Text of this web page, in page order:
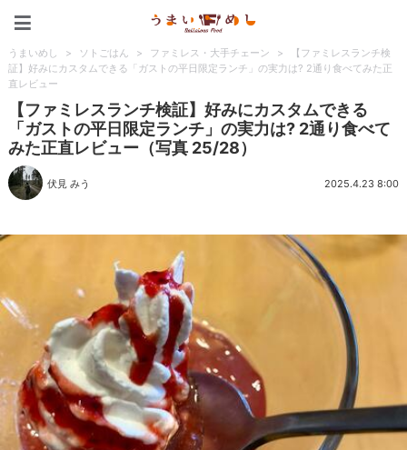
うまいめし > ソトごはん > ファミレス・大手チェーン >
【ファミレスランチ検
証】好みにカスタムできる「ガストの平日限定ランチ」の実力は? 2通り食べてみた正
直レビュー
【ファミレスランチ検証】好みにカスタムできる
「ガストの平日限定ランチ」の実力は? 2通り食べて
みた正直レビュー（写真 25/28）
伏見 みう 2025.4.23 8:00